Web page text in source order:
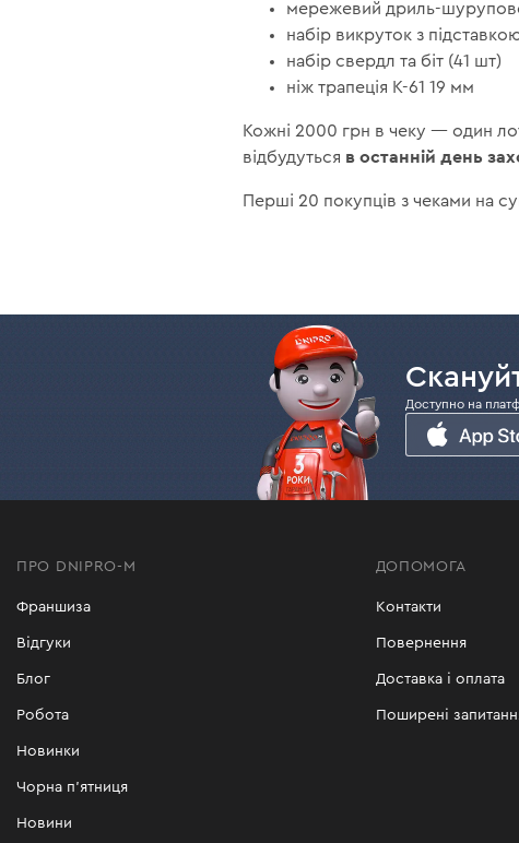
мережевий дриль-
набір викруток з
набір свердл та біт (41 шт)
ніж трапеція К-61 19 мм
Кожні 2000 грн в чеку — один
відбудуться в останній день
Перші 20 покупців з чеками на
Доступно на
ПРО DNIPRO-M
Франшиза
Відгуки
Блог
Робота
Новинки
Чорна п'ятниця
Новини
ДОПОМОГА
Контакти
Повернення
Доставка і оплата
Поширені